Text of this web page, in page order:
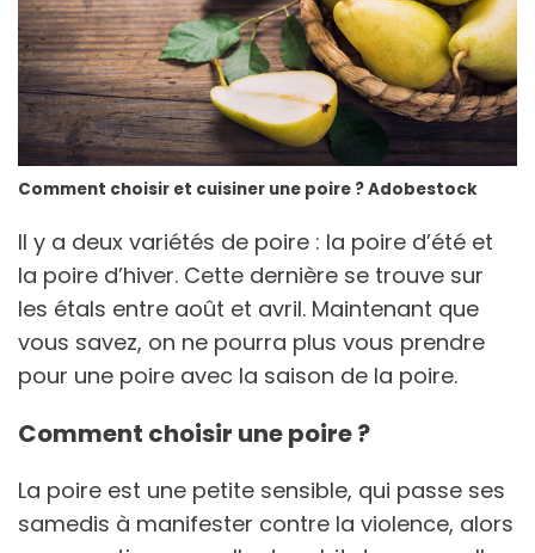
Comment choisir et cuisiner une poire ? Adobestock
Il y a deux variétés de poire : la poire d’été et
la poire d’hiver. Cette dernière se trouve sur
les étals entre août et avril. Maintenant que
vous savez, on ne pourra plus vous prendre
pour une poire avec la saison de la poire.
Comment choisir une poire ?
La poire est une petite sensible, qui passe ses
samedis à manifester contre la violence, alors